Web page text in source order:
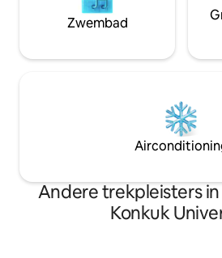
Standaard onderhoudscontract
professioneel bedrijf dat
gespecialiseerde apparatuur
Zwembad
Andere trekpleisters
Konkuk